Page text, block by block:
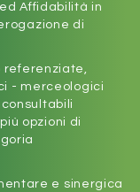
Affidabilità in
di
referenziate,
- merceologici
opzioni di
e sinergica